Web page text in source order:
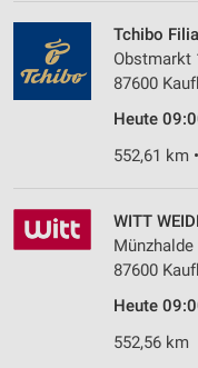
Tchibo
Obstmarkt
87600
Heute
552,61 km
WITT
Münzhalde
87600
Heute
552,56 km